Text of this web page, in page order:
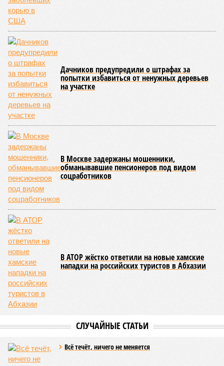
Дачников предупредили о штрафах за
попытки избавиться от ненужных деревьев
на участке
В Москве задержаны мошенники,
обманывавшие пенсионеров под видом
соцработников
В АТОР жёстко ответили на новые хамские
нападки на российских туристов в Абхазии
СЛУЧАЙНЫЕ СТАТЬИ
Всё течёт, ничего не меняется